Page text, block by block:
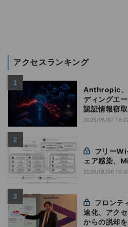
アクセスランキング
Anthropic
ディングエ
認証情報窃
2026/08/07
ェア感染、
2026/08/06
速化、アク
からの脱却を